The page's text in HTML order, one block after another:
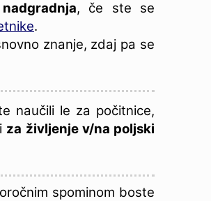
, če ste se
.
znanje, zdaj pa se
naučili le za počitnice,
za življenje v/na poljski
spominom boste